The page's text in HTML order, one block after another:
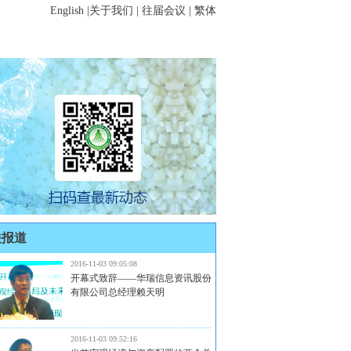
English 关于我们 往届会议 繁体
道
2016-11-03 09:05:08
开幕式致辞——华瑞信息资讯股份
有限公司总经理赖天明
2016-11-03 09:52:16